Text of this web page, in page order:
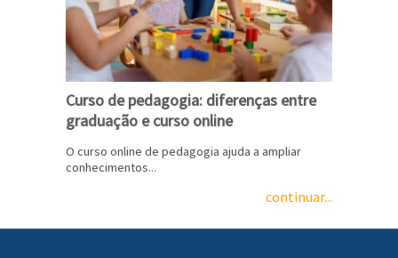
Curso de pedagogia: diferenças entre
graduação e curso online
O curso online de pedagogia ajuda a ampliar
conhecimentos...
continuar...